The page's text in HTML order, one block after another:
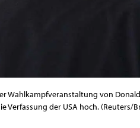
Wahlkampfveranstaltung von
Verfassung der USA hoch. (Reuters/